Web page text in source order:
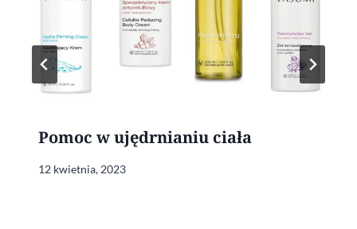
Pomoc w ujędrnianiu ciała
12 kwietnia, 2023